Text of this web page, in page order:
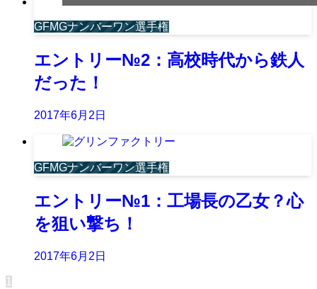
GFMGナンバーワン選手権
エントリー№2：高校時代から鉄人
だった！
2017年6月2日
GFMGナンバーワン選手権
エントリー№1：工場長の乙女？心
を狙い撃ち！
2017年6月2日
1